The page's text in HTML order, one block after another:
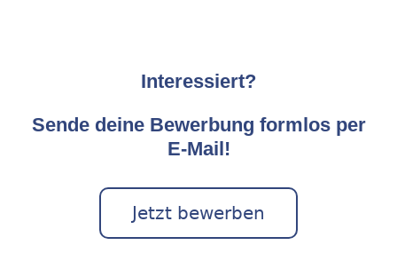
Interessiert?
Sende deine Bewerbung formlos per
E-Mail!
Jetzt bewerben